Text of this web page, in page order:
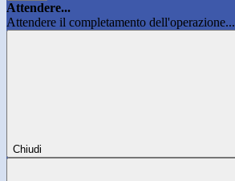
Attendere...
Attendere il completamento dell'operazione...
Chiudi